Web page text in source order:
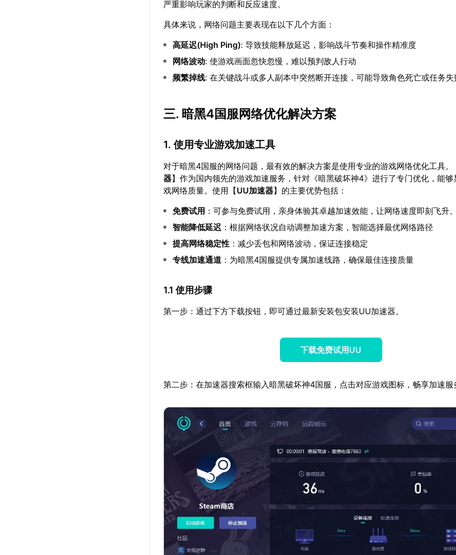
严重影响玩家的判断和反应速度。
具体来说，网络问题主要表现在以下几个方面：
高延迟(High Ping): 导致技能释放延迟，影响战斗节奏和操作精准度
网络波动: 使游戏画面忽快忽慢，难以预判敌人行动
频繁掉线: 在关键战斗或多人副本中突然断开连接，可能导致角色死亡或任务失
三. 暗黑4国服网络优化解决方案
1. 使用专业游戏加速工具
对于暗黑4国服的网络问题，最有效的解决方案是使用专业的游戏网络优化工具。
器】作为国内领先的游戏加速服务，针对《暗黑破坏神4》进行了专门优化，能
戏网络质量。使用【UU加速器】的主要优势包括：
免费试用 ：可参与免费试用，亲身体验其卓越加速效能，让网络速度即刻飞升
智能降低延迟 ：根据网络状况自动调整加速方案，智能选择最优网络路径
提高网络稳定性 ：减少丢包和网络波动，保证连接稳定
专线加速通道 ：为暗黑4国服提供专属加速线路，确保最佳连接质量
1.1 使用步骤
第一步：通过下方下载按钮，即可通过最新安装包安装UU加速器。
下载免费试用UU
第二步：在加速器搜索框输入暗黑破坏神4国服，点击对应游戏图标，畅享加速服